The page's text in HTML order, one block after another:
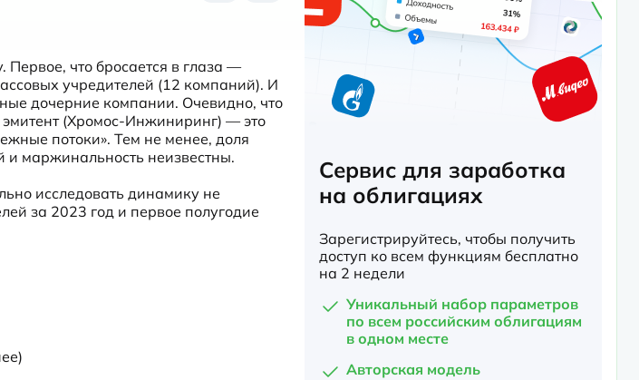
что бросается в глаза —
учредителей (12 компаний). И
дочерние компании. Очевидно, что
эмитент (Хромос-Инжиниринг) — это
потоки». Тем не менее, доля
и маржинальность неизвестны.
исследовать динамику не
за 2023 год и первое полугодие
Сервис для заработка
на облигациях
Зарегистрируйтесь, чтобы получить
доступ ко всем функциям бесплатно
на 2 недели
Уникальный набор параметров
по всем российским облигациям
в одном месте
Авторская модель